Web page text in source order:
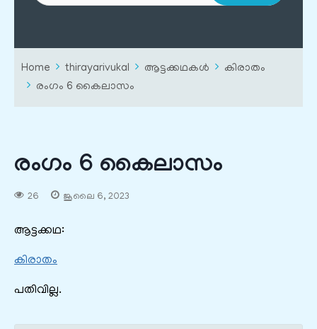
Home thirayarivukal ആട്ടക്കഥകൾ
കിരാതം
രംഗം 6 കൈലാസം
രംഗം 6 കൈലാസം
26 ജൂലൈ 6, 2023
ആട്ടക്കഥ:
കിരാതം
പതിവില്ല.